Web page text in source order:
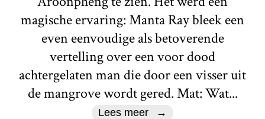
magische ervaring: Manta Ray bleek een
even eenvoudige als betoverende
vertelling over een voor dood
achtergelaten man die door een visser uit
de mangrove wordt gered. Mat: Wat...
Lees meer